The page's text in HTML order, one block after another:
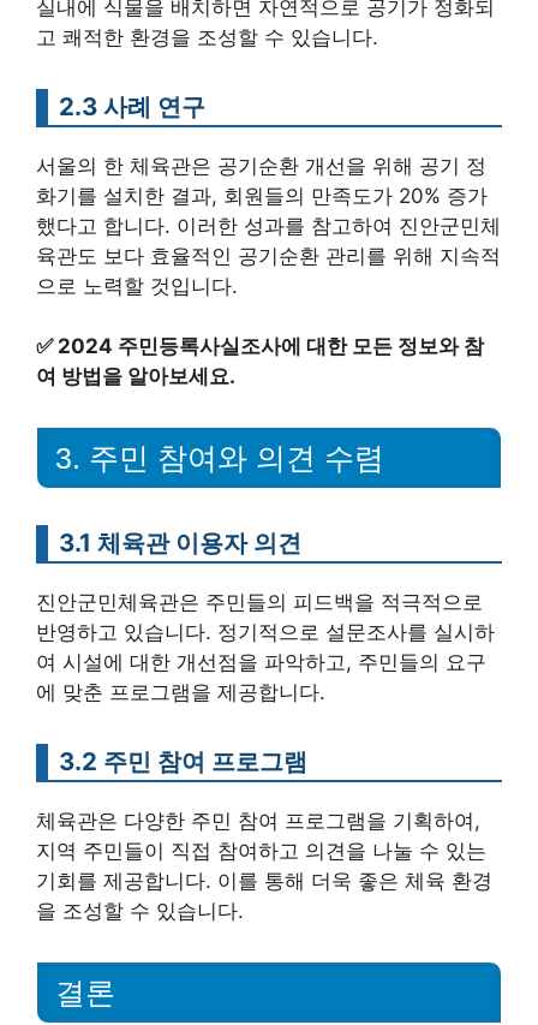
실내에 식물을 배치하면 자연적으로 공기가 정화되
고 쾌적한 환경을 조성할 수 있습니다.
2.3 사례 연구
서울의 한 체육관은 공기순환 개선을 위해 공기 정
화기를 설치한 결과, 회원들의 만족도가 20% 증가
했다고 합니다. 이러한 성과를 참고하여 진안군민체
육관도 보다 효율적인 공기순환 관리를 위해 지속적
으로 노력할 것입니다.
✅ 2024 주민등록사실조사에 대한 모든 정보와 참
여 방법을 알아보세요.
3. 주민 참여와 의견 수렴
3.1 체육관 이용자 의견
진안군민체육관은 주민들의 피드백을 적극적으로
반영하고 있습니다. 정기적으로 설문조사를 실시하
여 시설에 대한 개선점을 파악하고, 주민들의 요구
에 맞춘 프로그램을 제공합니다.
3.2 주민 참여 프로그램
체육관은 다양한 주민 참여 프로그램을 기획하여,
지역 주민들이 직접 참여하고 의견을 나눌 수 있는
기회를 제공합니다. 이를 통해 더욱 좋은 체육 환경
을 조성할 수 있습니다.
결론